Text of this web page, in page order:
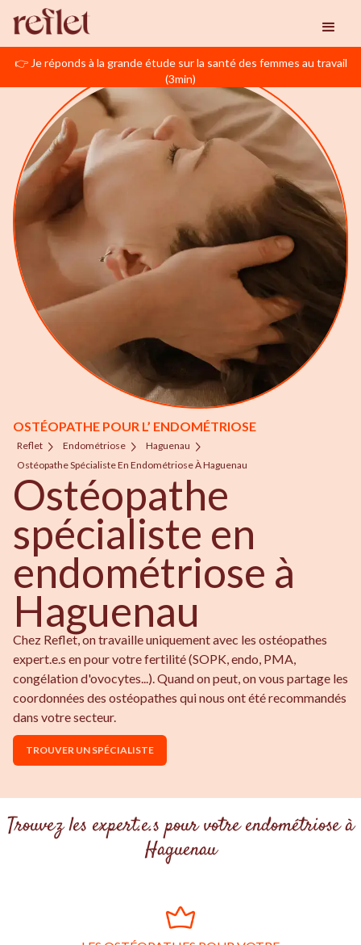
👉 Je réponds à la grande étude sur la santé des femmes au travail
(3min)
OSTÉOPATHE POUR L’ ENDOMÉTRIOSE
Reflet Endométriose
Haguenau
Ostéopathe Spécialiste En Endométriose À Haguenau
Ostéopathe
spécialiste en
endométriose à
Haguenau
Chez Reflet, on travaille uniquement avec les ostéopathes
expert.e.s en pour votre fertilité (SOPK, endo, PMA,
congélation d'ovocytes...). Quand on peut, on vous partage les
coordonnées des ostéopathes qui nous ont été recommandés
dans votre secteur.
TROUVER UN SPÉCIALISTE
Trouvez les expert.e.s pour votre endométriose à
Haguenau